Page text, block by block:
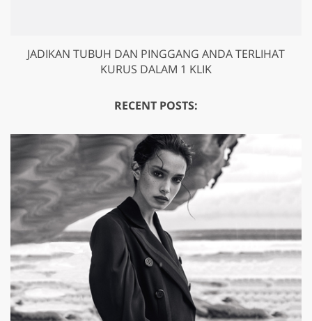
JADIKAN TUBUH DAN PINGGANG ANDA TERLIHAT
KURUS DALAM 1 KLIK
RECENT POSTS: